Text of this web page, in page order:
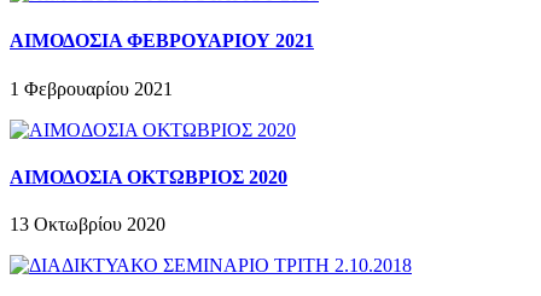
ΑΙΜΟΔΟΣΙΑ ΦΕΒΡΟΥΑΡΙΟΥ 2021
1 Φεβρουαρίου 2021
ΑΙΜΟΔΟΣΙΑ ΟΚΤΩΒΡΙΟΣ 2020
13 Οκτωβρίου 2020